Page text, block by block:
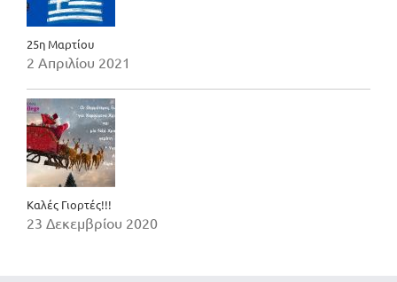
25η Μαρτίου
2 Απριλίου 2021
Καλές Γιορτές!!!
23 Δεκεμβρίου 2020